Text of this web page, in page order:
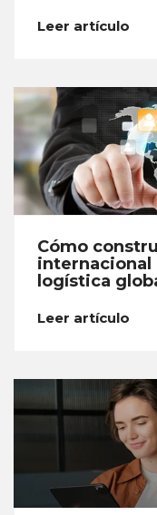
Leer artículo
Cómo
internacional
logística
Leer artículo